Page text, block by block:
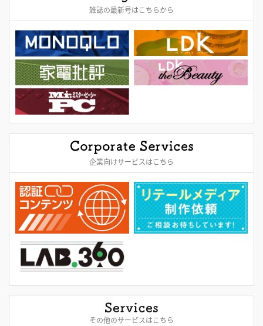
雑誌の最新号はこちらから
企業向けサービスはこちら
その他のサービスはこちら